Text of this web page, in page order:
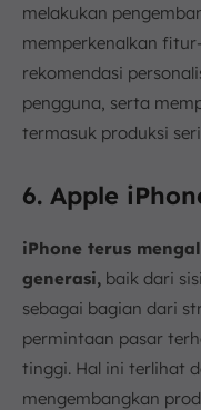
melakukan
memperkenalkan
rekomendasi
pengguna, serta
termasuk produksi
6. Apple
iPhone terus
generasi, baik dari
sebagai bagian dari
permintaan pasar
tinggi. Hal ini terlihat
mengembangkan